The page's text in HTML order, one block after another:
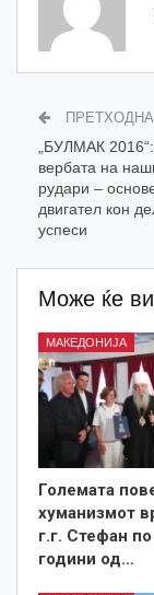
ПРЕТХОДНА
„БУЛМАК
вербата на
рудари –
двигател кон
успеси
Може ќе
МАКЕДОНИЈА
Големата
хуманизмот
г.г. Стефан
години од…